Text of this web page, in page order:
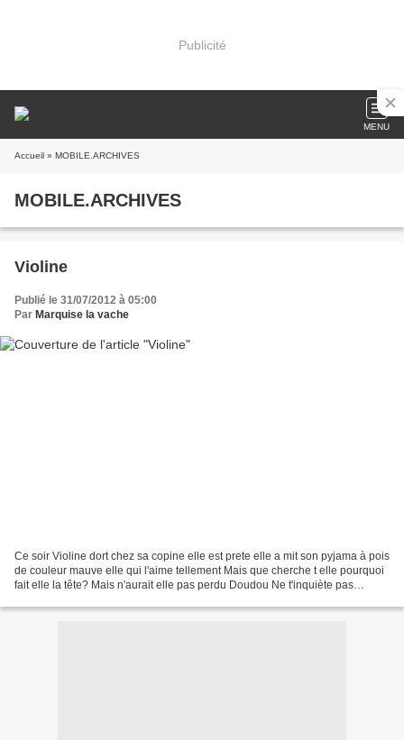
Publicité
MENU
Accueil » MOBILE.ARCHIVES
MOBILE.ARCHIVES
Violine
Publié le 31/07/2012 à 05:00
Par Marquise la vache
Ce soir Violine dort chez sa copine elle est prete elle a mit son pyjama à pois
de couleur mauve elle qui l'aime tellement Mais que cherche t elle pourquoi
fait elle la tête? Mais n'aurait elle pas perdu Doudou Ne t'inquiète pas